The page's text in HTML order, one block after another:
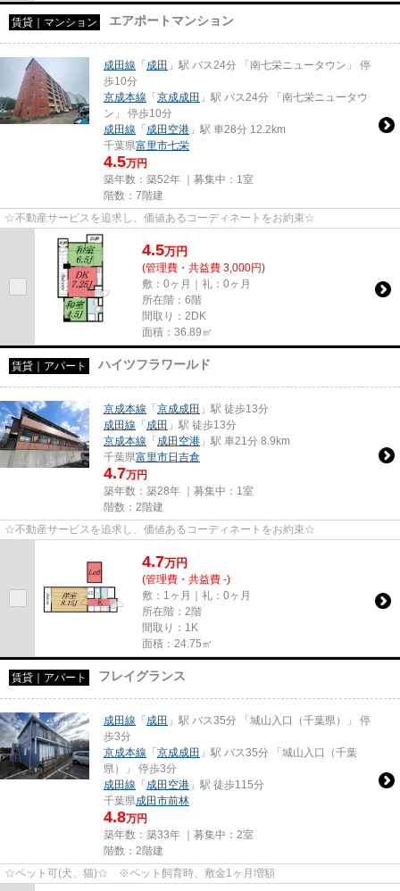
賃貸｜マンション エアポートマンション
成田線 「成田 」駅 バス24分 「南七栄ニュータウン」 停
歩10分
京成本線 「京成成田 」駅 バス24分 「南七栄ニュータウ
ン」 停歩10分
成田線 「成田空港 」駅 車28分 12.2km
千葉県富里市七栄
4.5万円
築年数：築52年 ｜募集中： 1室
階数：7階建
☆不動産サービスを追求し、価値あるコーディネートをお約束☆
4.5万円
(管理費・共益費 3,000円)
敷：0ヶ月｜礼：0ヶ月
所在階：6階
間取り：2DK
面積：36.89㎡
賃貸｜アパート ハイツフラワールド
京成本線 「京成成田 」駅 徒歩13分
成田線 「成田 」駅 徒歩13分
京成本線 「成田空港 」駅 車21分 8.9km
千葉県富里市日吉倉
4.7万円
築年数：築28年 ｜募集中： 1室
階数：2階建
☆不動産サービスを追求し、価値あるコーディネートをお約束☆
4.7万円
(管理費・共益費 -)
敷：1ヶ月｜礼：0ヶ月
所在階：2階
間取り：1K
面積：24.75㎡
賃貸｜アパート フレイグランス
成田線 「成田 」駅 バス35分 「城山入口（千葉県）」 停
歩3分
京成本線 「京成成田 」駅 バス35分 「城山入口（千葉
県）」 停歩3分
成田線 「成田空港 」駅 徒歩115分
千葉県成田市前林
4.8万円
築年数：築33年 ｜募集中： 2室
階数：2階建
☆ペット可(犬、猫)☆ ※ペット飼育時、敷金1ヶ月増額